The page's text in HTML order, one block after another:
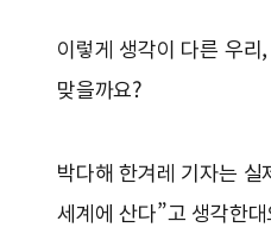
이렇게 생각이 다른 우리
맞을까요?
박다해 한겨레 기자는 실
세계에 산다”고 생각한